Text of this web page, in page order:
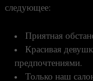
следующее:
Приятная
Красивая
предпочтениями.
Только наш